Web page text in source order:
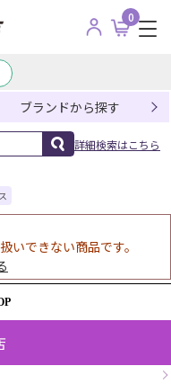
0
ブランドから探す
詳細検索はこちら
いできない商品です。